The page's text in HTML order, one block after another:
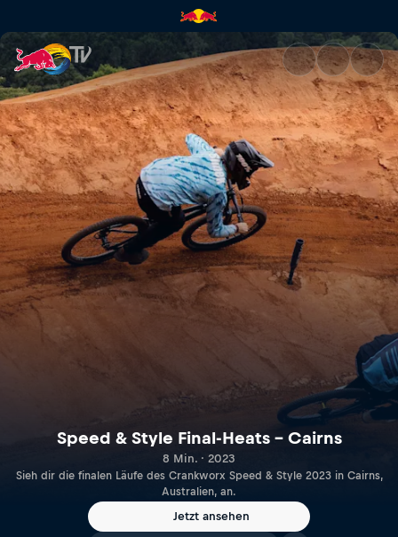
Speed & Style Final-Heats –
Speed & Style Final-Heats – Cairns
8 Min. · 2023
Sieh dir die finalen Läufe des Crankworx Speed & Style 2023 in Cairns,
Australien, an.
Jetzt ansehen